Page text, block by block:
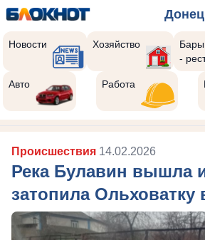
Новости Хозяйство
Бары
-
Авто Работа
Происшествия 14.02.2026
Река Булавин вышла
затопила Ольховатку